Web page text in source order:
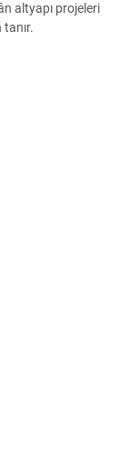
altyapı projeleri